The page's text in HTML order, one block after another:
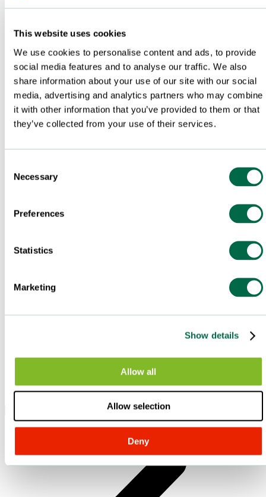
This website uses cookies
We use cookies to personalise content and ads, to provide
social media features and to analyse our traffic. We also
share information about your use of our site with our social
media, advertising and analytics partners who may combine
it with other information that you’ve provided to them or that
they’ve collected from your use of their services.
Selection
Necessary
Preferences
Statistics
Marketing
Show details
Allow all
Allow selection
Deny